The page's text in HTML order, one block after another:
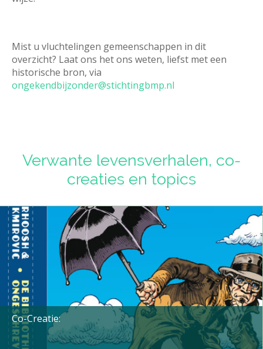
Mist u vluchtelingen gemeenschappen in dit
overzicht? Laat ons het ons weten, liefst met een
historische bron, via
ongekendbijzonder@stichtingbmp.nl
Verwante levensverhalen, co-
creaties en topics
Co-Creatie: